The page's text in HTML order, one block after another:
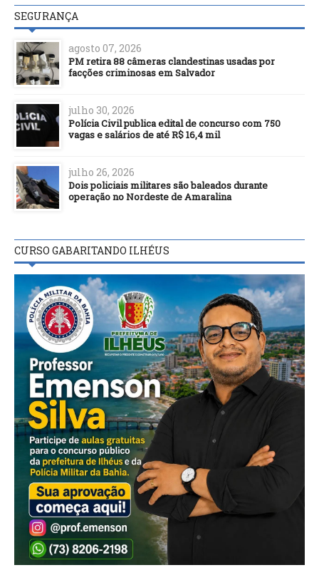
SEGURANÇA
agosto 07, 2026
PM retira 88 câmeras clandestinas usadas por
facções criminosas em Salvador
julho 30, 2026
Polícia Civil publica edital de concurso com 750
vagas e salários de até R$ 16,4 mil
julho 26, 2026
Dois policiais militares são baleados durante
operação no Nordeste de Amaralina
CURSO GABARITANDO ILHÉUS